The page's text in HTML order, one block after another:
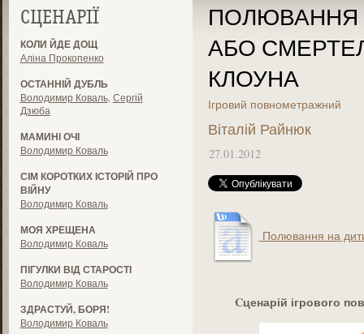
СЦЕНАРІЇ
КОЛИ ЙДЕ ДОЩ
Аліна Прокопенко
ОСТАННІЙ ДУБЛЬ
Володимир Коваль, Сергій
Дзюба
МАМИНІ ОЧІ
Володимир Коваль
СІМ КОРОТКИХ ІСТОРІЙ ПРО
ВІЙНУ
Володимир Коваль
МОЯ ХРЕЩЕНА
Володимир Коваль
ПІГУЛКИ ВІД СТАРОСТІ
Володимир Коваль
ЗДРАСТУЙ, БОРЯ!
Володимир Коваль
ПОЛЮВАННЯ
АБО
КЛОУНА
Ігровий повнометражний
Віталій Райнюк
27.01.2012
Полювання на
Cценарій ігрового